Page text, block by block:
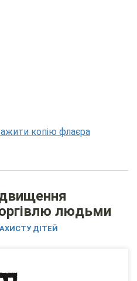
копію флаєра
людьми
ДІТЕЙ